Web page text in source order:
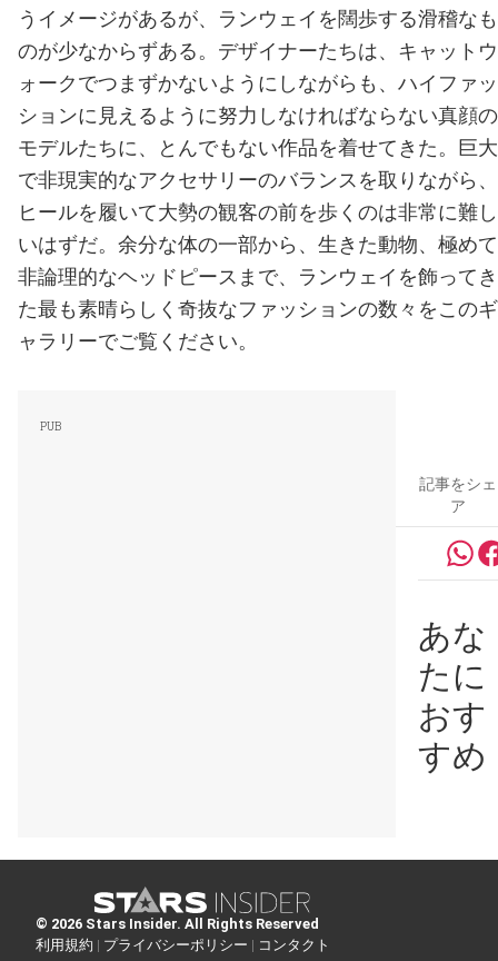
うイメージがあるが、ランウェイを闊歩する滑稽なも
のが少なからずある。デザイナーたちは、キャットウ
ォークでつまずかないようにしながらも、ハイファッ
ションに見えるように努力しなければならない真顔の
モデルたちに、とんでもない作品を着せてきた。巨大
で非現実的なアクセサリーのバランスを取りながら、
ヒールを履いて大勢の観客の前を歩くのは非常に難し
いはずだ。余分な体の一部から、生きた動物、極めて
非論理的なヘッドピースまで、ランウェイを飾ってき
た最も素晴らしく奇抜なファッションの数々をこのギ
ャラリーでご覧ください。
記事をシェ
ア
あな
たに
おす
すめ
© 2026 Stars Insider. All Rights Reserved
利用規約 | プライバシーポリシー | コンタクト